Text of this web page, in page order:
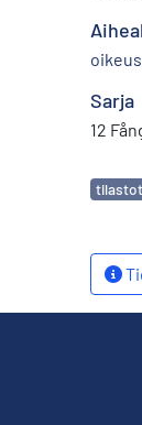
oikeus
Sarja
12
tilastot